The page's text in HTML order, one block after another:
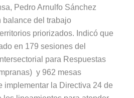
Pedro Arnulfo Sánchez
balance del trabajo
priorizados. Indicó que
en 179 sesiones del
para Respuestas
y 962 mesas
implementar la Directiva 24 de